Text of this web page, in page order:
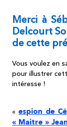
Merci à
Delcourt
de cette
Vous voulez en
pour illustrer
intéresse !
«espion de
« Maitre »